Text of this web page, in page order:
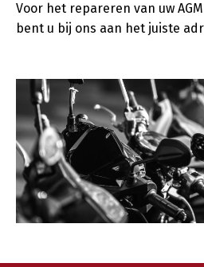
Voor het repareren van uw
bent u bij ons aan het juiste